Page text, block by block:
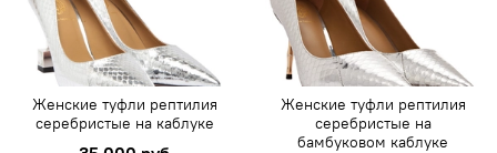
Женские туфли рептилия
серебристые на каблуке
Женские туфли рептилия
серебристые на
бамбуковом каблуке